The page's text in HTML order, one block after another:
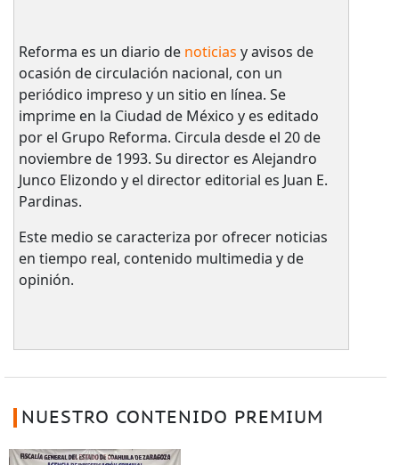
Reforma es un diario de noticias y avisos de
ocasión de circulación nacional, con un
periódico impreso y un sitio en línea. Se
imprime en la Ciudad de México y es editado
por el Grupo Reforma. Circula desde el 20 de
noviembre de 1993. Su director es Alejandro
Junco Elizondo y el director editorial es Juan E.
Pardinas.
Este medio se caracteriza por ofrecer noticias
en tiempo real, contenido multimedia y de
opinión.
NUESTRO CONTENIDO PREMIUM